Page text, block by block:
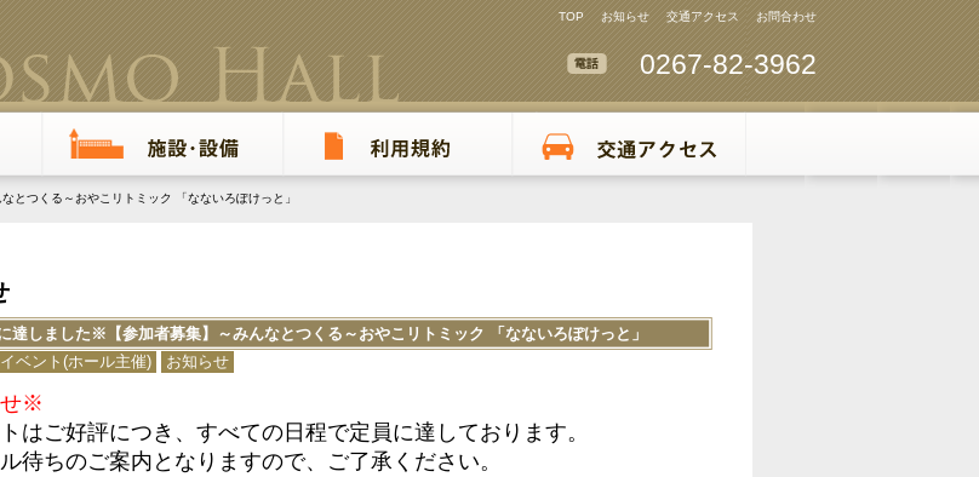
TOP お知らせ 交通アクセス お問合わせ
0267-82-3962
つくる～おやこリトミック 「なないろぽけっと」
達しました※【参加者募集】～みんなとつくる～おやこリトミック 「なないろぽけっと」
イベント(ホール主催) お知らせ
※
はご好評につき、すべての日程で定員に達しております。
待ちのご案内となりますので、ご了承ください。